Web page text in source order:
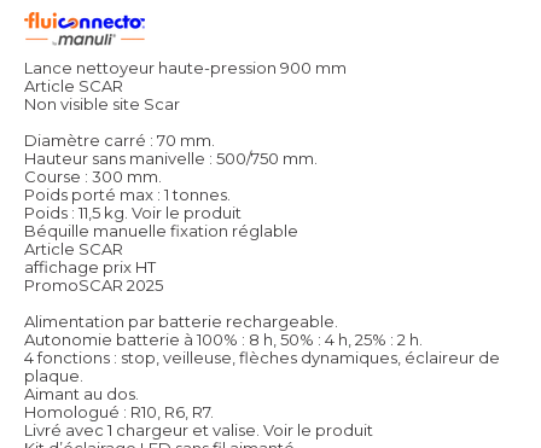
Lance nettoyeur haute-pression 900 mm
Article SCAR
Non visible site Scar
Diamètre carré : 70 mm.
Hauteur sans manivelle : 500/750 mm.
Course : 300 mm.
Poids porté max : 1 tonnes.
Poids : 11,5 kg. Voir le produit
Béquille manuelle fixation réglable
Article SCAR
affichage prix HT
PromoSCAR 2025
Alimentation par batterie rechargeable.
Autonomie batterie à 100% : 8 h, 50% : 4 h, 25% : 2 h.
4 fonctions : stop, veilleuse, flèches dynamiques, éclaireur de
plaque.
Aimant au dos.
Homologué : R10, R6, R7.
Livré avec 1 chargeur et valise. Voir le produit